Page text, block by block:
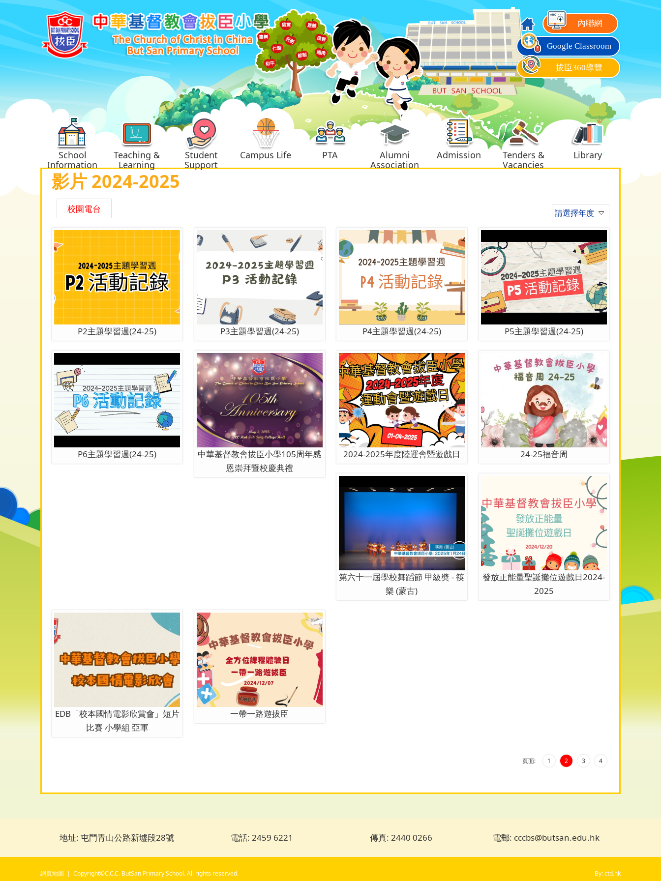
內聯網
Google Classroom
拔臣360導覽
School
Information
Teaching &
Learning
Student
Support
Campus Life PTA
Alumni
Association
Admission
Tenders &
Vacancies
Library
影片 2024-2025
請選擇年度
校園電台
P2主題學習週(24-25) P3主題學習週(24-25) P4主題學習週(24-25) P5主題學習週(24-25)
P6主題學習週(24-25)
中華基督教會拔臣小學105周年感
恩崇拜暨校慶典禮
2024-2025年度陸運會暨遊戲日 24-25福音周
第六十一屆學校舞蹈節 甲級奬 - 筷
樂 (蒙古)
發放正能量聖誕攤位遊戲日2024-
2025
EDB「校本國情電影欣賞會」短片
比賽 小學組 亞軍
一帶一路遊拔臣
頁面: 1 2 3 4
地址: 屯門青山公路新墟段28號 電話: 2459 6221 傳真: 2440 0266 電郵: cccbs@butsan.edu.hk
網頁地圖 | Copyright©C.C.C. ButSan Primary School. All rights reserved. By: ctd.hk